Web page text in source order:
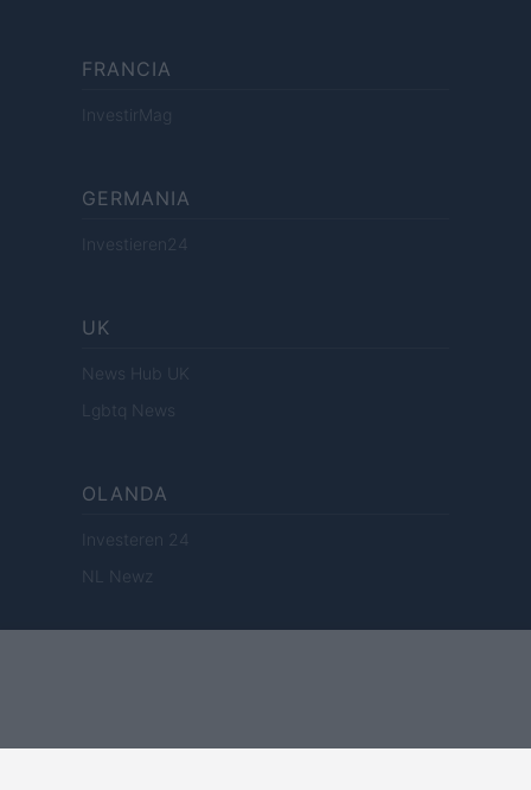
FRANCIA
InvestirMag
GERMANIA
Investieren24
UK
News Hub UK
Lgbtq News
OLANDA
Investeren 24
NL Newz